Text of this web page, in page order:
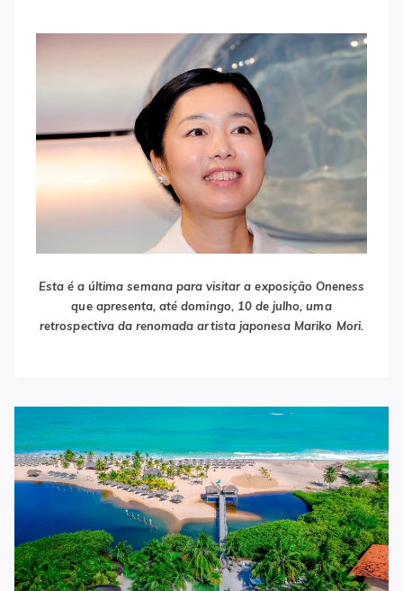
Esta é a última semana para visitar a exposição Oneness
que apresenta, até domingo, 10 de julho, uma
retrospectiva da renomada artista japonesa Mariko Mori.